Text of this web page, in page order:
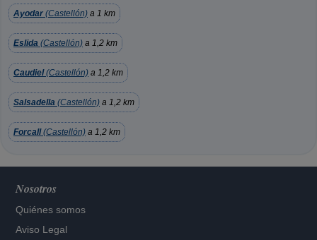
Ayodar (Castellón) a 1 km
Eslida (Castellón) a 1,2 km
Caudiel(Castellón) a 1,2 km
Salsadella (Castellón) a 1,2 km
Forcall(Castellón) a 1,2 km
Nosotros
Quiénes somos
Aviso Legal